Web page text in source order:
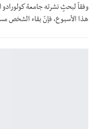
هذا الأسبوع، فإنّ بقاء الشخص